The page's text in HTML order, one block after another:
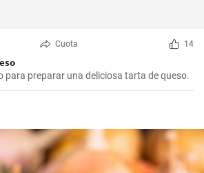
Cuota 14
para preparar una deliciosa tarta de queso.